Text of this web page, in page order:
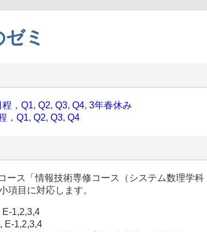
ミ
程 ， Q1, Q2, Q3, Q4, 3年春休み
， Q1, Q2, Q3, Q4
ース「情報技術専修コース（システム数理学
項目に対応します。
E-1,2,3,4
, E-1,2,3,4